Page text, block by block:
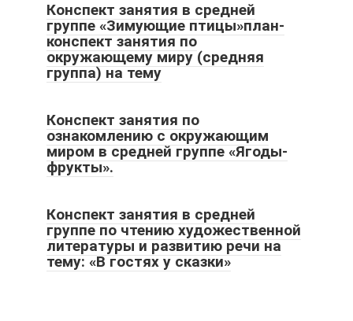
Конспект занятия в средней
группе «Зимующие птицы»план-
конспект занятия по
окружающему миру (средняя
группа) на тему
Конспект занятия по
ознакомлению с окружающим
миром в средней группе «Ягоды-
фрукты».
Конспект занятия в средней
группе по чтению художественной
литературы и развитию речи на
тему: «В гостях у сказки»